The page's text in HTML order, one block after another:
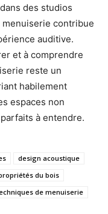
des studios
menuiserie contribue
auditive.
et à comprendre
reste un
habilement
espaces non
à entendre.
design acoustique
du bois
de menuiserie